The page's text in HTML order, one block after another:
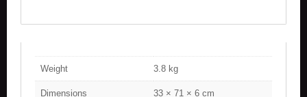
Weight 3.8 kg
Dimensions 33 × 71 × 6 cm